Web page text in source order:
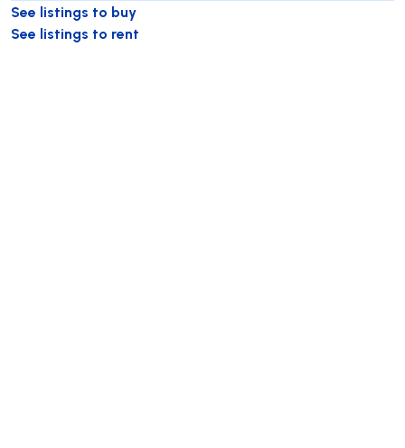
See listings to buy
See listings to rent